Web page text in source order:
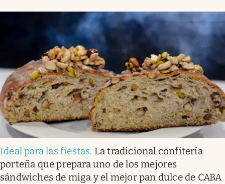
Ideal para las fiestas. La tradicional confitería
porteña que prepara uno de los mejores
sándwiches de miga y el mejor pan dulce de CABA